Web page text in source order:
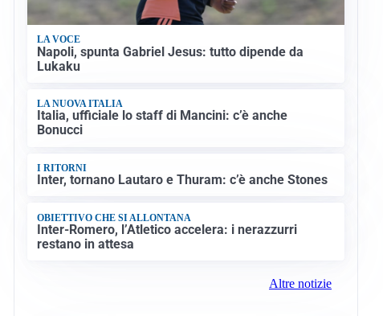
LA VOCE
Napoli, spunta Gabriel Jesus: tutto dipende da
Lukaku
LA NUOVA ITALIA
Italia, ufficiale lo staff di Mancini: c’è anche
Bonucci
I RITORNI
Inter, tornano Lautaro e Thuram: c’è anche Stones
OBIETTIVO CHE SI ALLONTANA
Inter-Romero, l’Atletico accelera: i nerazzurri
restano in attesa
Altre notizie